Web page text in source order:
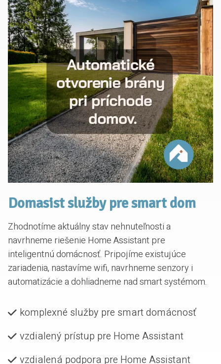
Domasist služby pre smart dom
Zhodnotíme aktuálny stav nehnuteľnosti a
navrhneme riešenie Home Assistant pre
inteligentnú domácnosť. Pripojíme existujúce
zariadenia, nastavíme wifi, navrhneme senzory i
automatizácie a dohliadneme nad smart systémom.
komplexné služby pre smart domácnosť
vzdialený prístup pre Home Assistant
vzdialená podpora pre Home Assistant